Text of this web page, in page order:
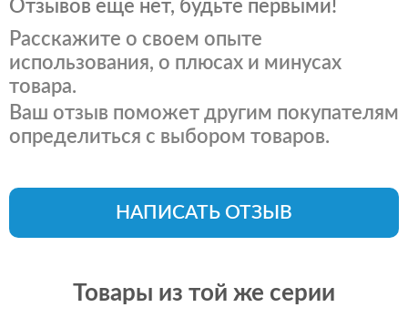
Отзывов ещё нет, будьте первыми!
Расскажите о своем опыте
использования, о плюсах и минусах
товара.
Ваш отзыв поможет другим покупателям
определиться с выбором товаров.
НАПИСАТЬ ОТЗЫВ
Товары из той же серии